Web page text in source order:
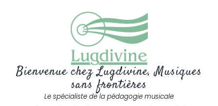
Bienvenue chez Lugdivine, Musiques
sans frontières
Le spécialiste de la pédagogie musicale